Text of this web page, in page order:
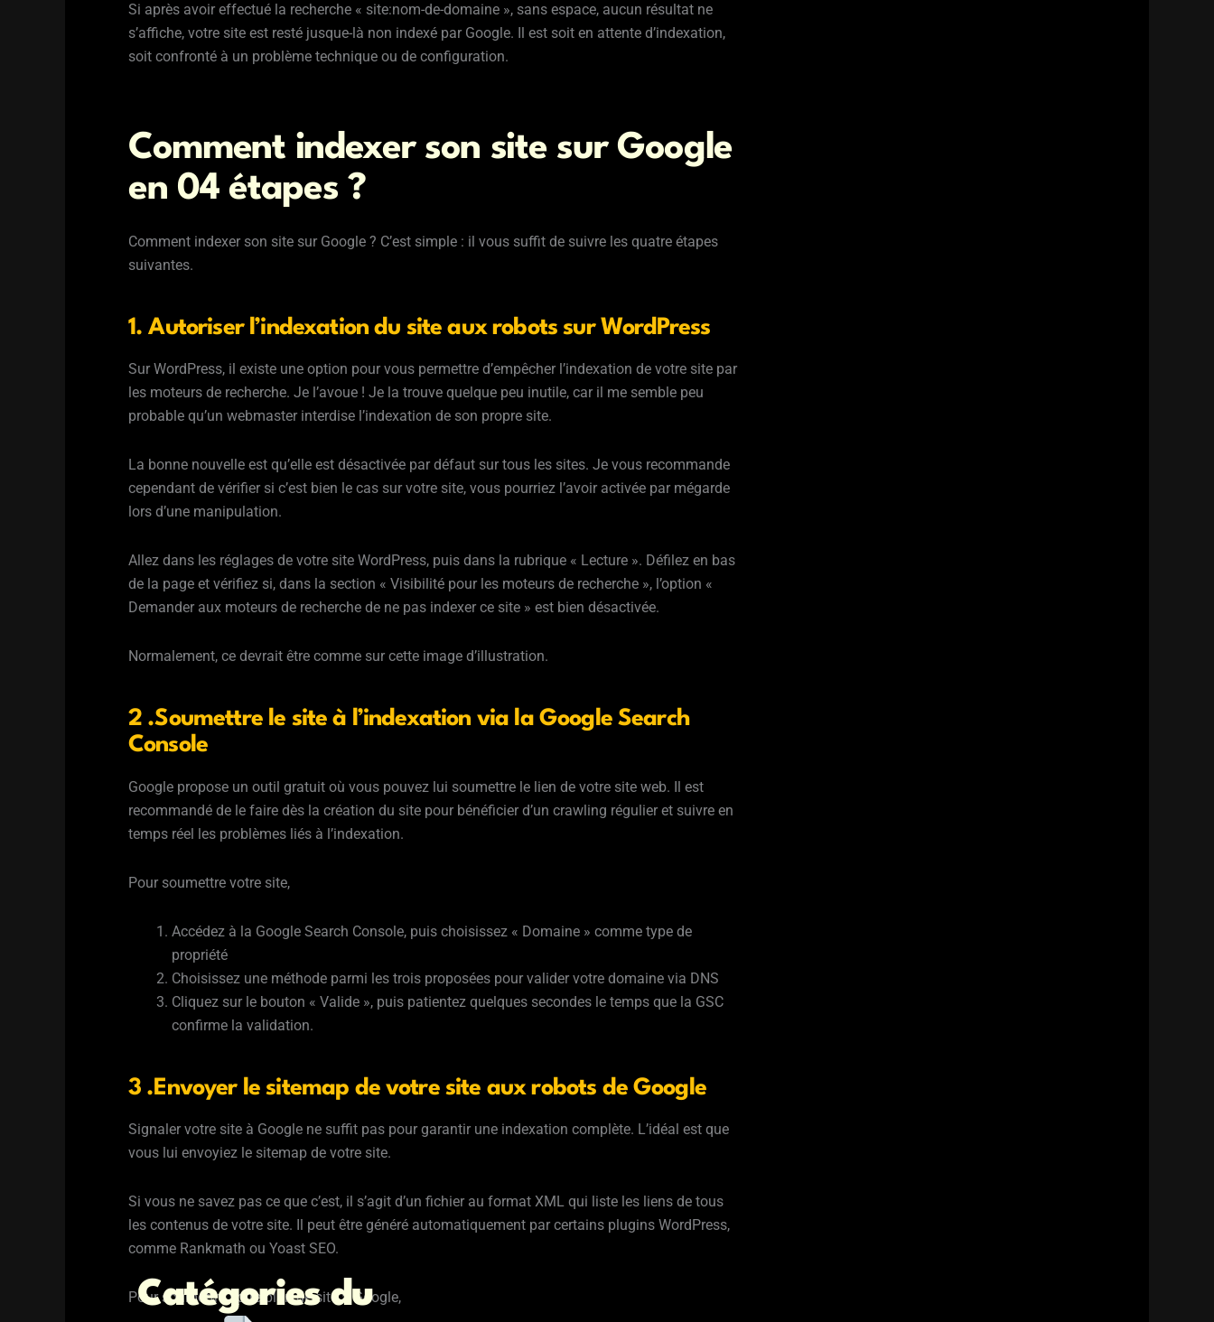
Si après avoir effectué la recherche « site:nom-de-domaine », sans espace, aucun résultat ne
s’affiche, votre site est resté jusque-là non indexé par Google. Il est soit en attente d’indexation,
soit confronté à un problème technique ou de configuration.
Comment indexer son site sur Google
en 04 étapes ?
Comment indexer son site sur Google ? C’est simple : il vous suffit de suivre les quatre étapes
suivantes.
1. Autoriser l’indexation du site aux robots sur WordPress
Sur WordPress, il existe une option pour vous permettre d’empêcher l’indexation de votre site par
les moteurs de recherche. Je l’avoue ! Je la trouve quelque peu inutile, car il me semble peu
probable qu’un webmaster interdise l’indexation de son propre site.
La bonne nouvelle est qu’elle est désactivée par défaut sur tous les sites. Je vous recommande
cependant de vérifier si c’est bien le cas sur votre site, vous pourriez l’avoir activée par mégarde
lors d’une manipulation.
Allez dans les réglages de votre site WordPress, puis dans la rubrique « Lecture ». Défilez en bas
de la page et vérifiez si, dans la section « Visibilité pour les moteurs de recherche », l’option «
Demander aux moteurs de recherche de ne pas indexer ce site » est bien désactivée.
Normalement, ce devrait être comme sur cette image d’illustration.
2 .Soumettre le site à l’indexation via la Google Search
Console
Google propose un outil gratuit où vous pouvez lui soumettre le lien de votre site web. Il est
recommandé de le faire dès la création du site pour bénéficier d’un crawling régulier et suivre en
temps réel les problèmes liés à l’indexation.
Pour soumettre votre site,
Accédez à la Google Search Console, puis choisissez « Domaine » comme type de
propriété
Choisissez une méthode parmi les trois proposées pour valider votre domaine via DNS
Cliquez sur le bouton « Valide », puis patientez quelques secondes le temps que la GSC
confirme la validation.
3 .Envoyer le sitemap de votre site aux robots de Google
Signaler votre site à Google ne suffit pas pour garantir une indexation complète. L’idéal est que
vous lui envoyiez le sitemap de votre site.
Si vous ne savez pas ce que c’est, il s’agit d’un fichier au format XML qui liste les liens de tous
les contenus de votre site. Il peut être généré automatiquement par certains plugins WordPress,
comme Rankmath ou Yoast SEO.
Pour soumettre votre plan de site à Google,
Catégories du